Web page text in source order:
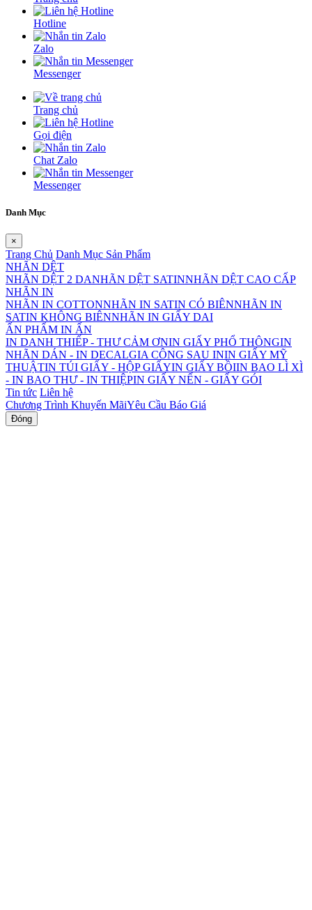
Hotline
Zalo
Messenger
Trang chủ
Gọi điện
Chat Zalo
Messenger
Danh Mục
×
Trang Chủ Danh Mục Sản Phẩm
NHÃN DỆT
NHÃN DỆT 2 DANHÃN DỆT SATINNHÃN DỆT CAO CẤP
NHÃN IN
NHÃN IN COTTONNHÃN IN SATIN CÓ BIÊNNHÃN IN
SATIN KHÔNG BIÊNNHÃN IN GIẤY DAI
ẤN PHẨM IN ẤN
IN DANH THIẾP - THƯ CẢM ƠNIN GIẤY PHỔ THÔNGIN
NHÃN DÁN - IN DECALGIA CÔNG SAU ININ GIẤY MỸ
THUẬTIN TÚI GIẤY - HỘP GIẤYIN GIẤY BỒIIN BAO LÌ XÌ
- IN BAO THƯ - IN THIỆPIN GIẤY NẾN - GIẤY GÓI
Tin tức Liên hệ
Chương Trình Khuyến MãiYêu Cầu Báo Giá
Đóng